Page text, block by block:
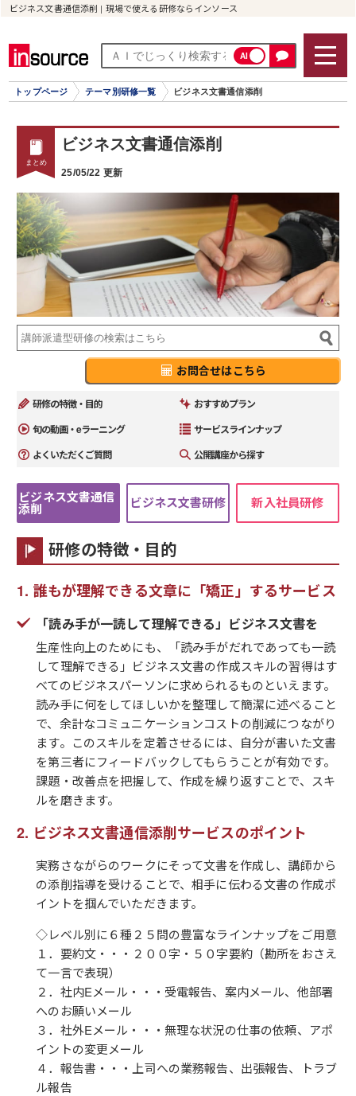
ビジネス文書通信添削 | 現場で使える研修ならインソース
AI
トップページ テーマ別研修一覧 ビジネス文書通信添削
ビジネス文書通信添削
25/05/22 更新
お問合せはこちら
研修の特徴・目的
おすすめプラン
旬の動画・eラーニング
サービスラインナップ
よくいただくご質問
公開講座から探す
ビジネス文書通信
添削 ビジネス文書研修 新入社員研修
研修の特徴・目的
誰もが理解できる文章に「矯正」するサービス
「読み手が一読して理解できる」ビジネス文書を
生産性向上のためにも、「読み手がだれであっても一読
して理解できる」ビジネス文書の作成スキルの習得はす
べてのビジネスパーソンに求められるものといえます。
読み手に何をしてほしいかを整理して簡潔に述べること
で、余計なコミュニケーションコストの削減につながり
ます。このスキルを定着させるには、自分が書いた文書
を第三者にフィードバックしてもらうことが有効です。
課題・改善点を把握して、作成を繰り返すことで、スキ
ルを磨きます。
ビジネス文書通信添削サービスのポイント
実務さながらのワークにそって文書を作成し、講師から
の添削指導を受けることで、相手に伝わる文書の作成ポ
イントを掴んでいただきます。
◇レベル別に６種２５問の豊富なラインナップをご用意
１．要約文・・・２００字・５０字要約（勘所をおさえ
て一言で表現）
２．社内Eメール・・・受電報告、案内メール、他部署
へのお願いメール
３．社外Eメール・・・無理な状況の仕事の依頼、アポ
イントの変更メール
４．報告書・・・上司への業務報告、出張報告、トラブ
ル報告